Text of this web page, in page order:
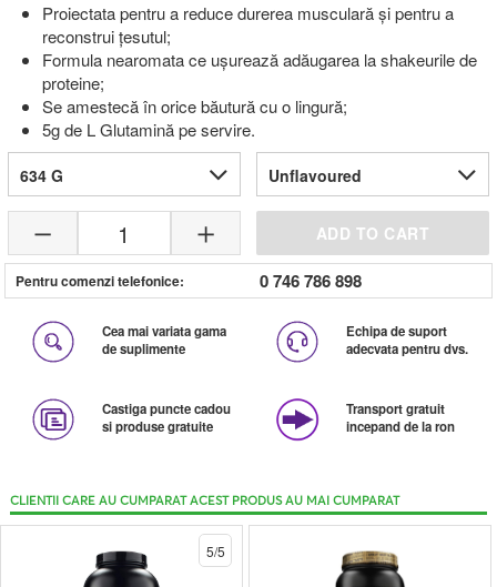
Proiectata pentru a reduce durerea musculară și pentru a
reconstrui țesutul;
Formula nearomata ce ușurează adăugarea la shakeurile de
proteine;
Se amestecă în orice băutură cu o lingură;
5g de L Glutamină pe servire.
634 G Unflavoured
1 ADD TO CART
Pentru comenzi telefonice: 0 746 786 898
Cea mai variata gama
de suplimente
Echipa de suport
adecvata pentru dvs.
Castiga puncte cadou
si produse gratuite
Transport gratuit
incepand de la ron
CLIENTII CARE AU CUMPARAT ACEST PRODUS AU MAI CUMPARAT
5/5